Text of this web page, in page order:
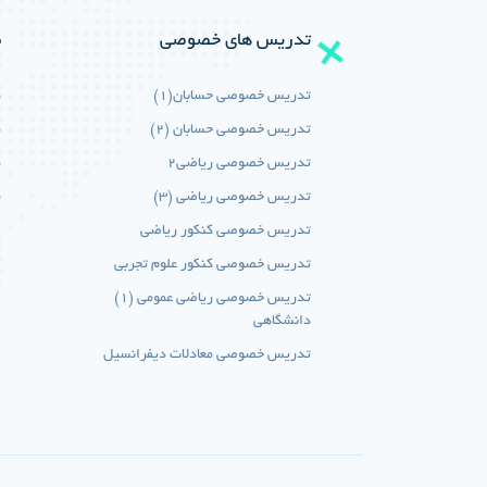
تدریس های خصوصی
تدریس خصوصی حسابان(1)
تدریس خصوصی حسابان (2)
تدریس خصوصی ریاضی2
تدریس خصوصی ریاضی (3)
تدریس خصوصی کنکور ریاضی
تدریس خصوصی کنکور علوم تجربی
تدریس خصوصی ریاضی عمومی (1)
دانشگاهی
تدریس خصوصی معادلات دیفرانسیل